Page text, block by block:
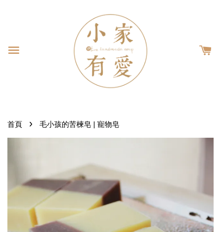
首頁 › 毛小孩的苦楝皂 | 寵物皂